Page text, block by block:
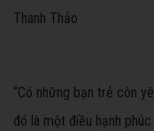
Thanh Thảo
“Có những bạn trẻ còn
đó là một điều hạnh